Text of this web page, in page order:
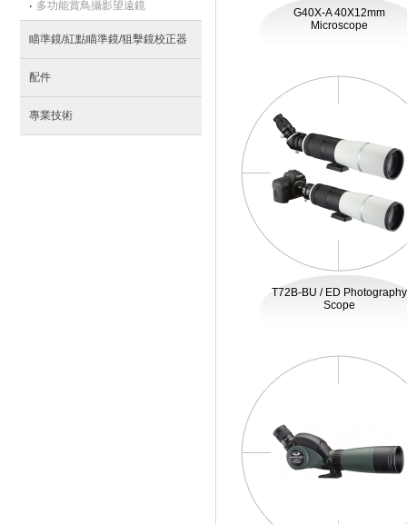
‧ 多功能賞鳥攝影望遠鏡
瞄準鏡/紅點瞄準鏡/狙擊鏡校正器
配件
專業技術
G40X-A 40X12mm
Microscope
T72B-BU / ED Photography
Scope